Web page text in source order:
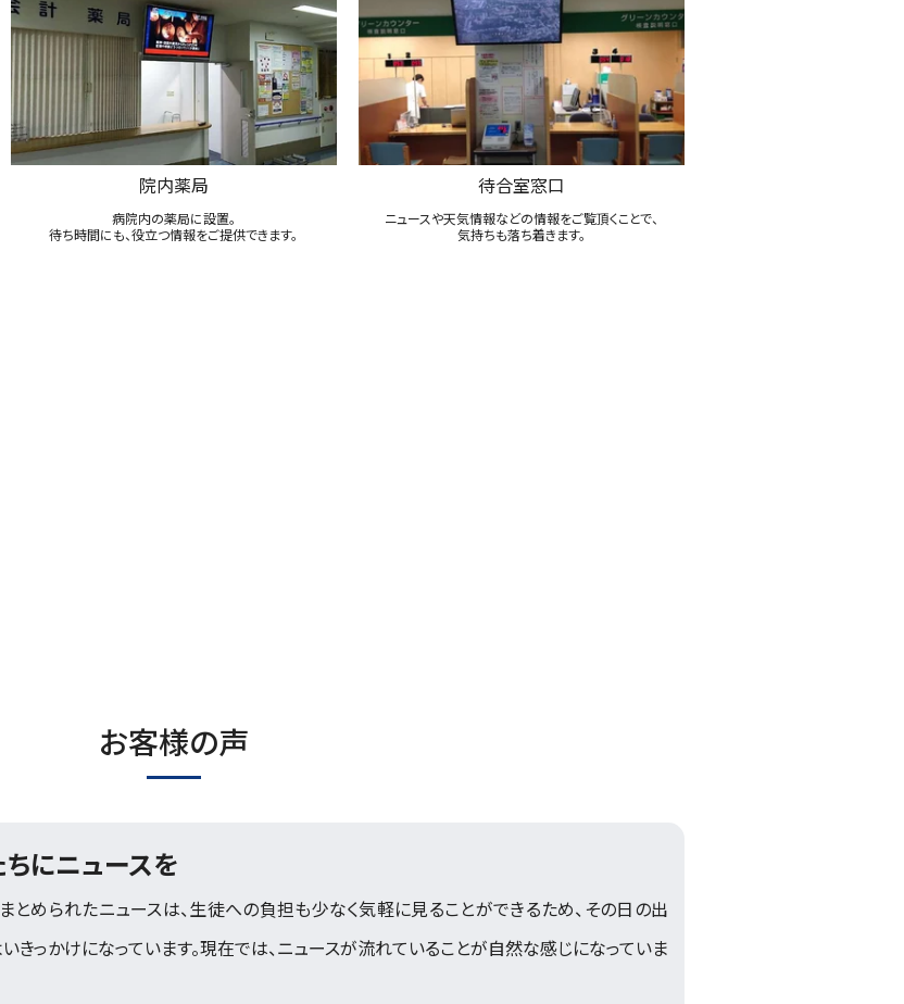
院内薬局
病院内の薬局に設置。
待ち時間にも、役立つ情報をご提供できます。
待合室窓口
ニュースや天気情報などの情報をご覧頂くことで、
気持ちも落ち着きます。
お客様の声
にニュースを
とめられたニュースは、生徒への負担も少なく気軽に見ることができるため、その日の出
きっかけになっています。現在では、ニュースが流れていることが自然な感じになっていま